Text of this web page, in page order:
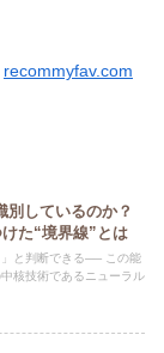
recommyfav.com
しているのか？
た“境界線”とは
と判断できる── この能
核技術であるニューラル